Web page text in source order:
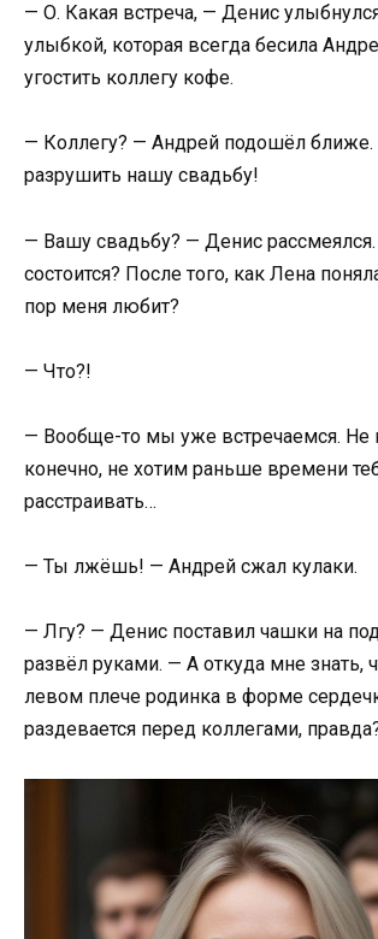
— О. Какая встреча, — Денис
улыбкой, которая всегда бесила
угостить коллегу кофе.
— Коллегу? — Андрей подошёл
разрушить нашу свадьбу!
— Вашу свадьбу? — Денис
состоится? После того, как Лена
пор меня любит?
— Что?!
— Вообще-то мы уже встречаемся.
конечно, не хотим раньше времени
расстраивать…
— Ты лжёшь! — Андрей сжал кулаки.
— Лгу? — Денис поставил чашки на
развёл руками. — А откуда мне знать,
левом плече родинка в форме
раздевается перед коллегами,